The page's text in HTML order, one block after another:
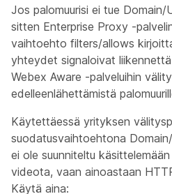
Jos palomuurisi ei tue
sitten Enterprise Proxy -
vaihtoehto filters/allows
yhteydet signaloivat
Webex Aware -palveluihin
edelleenlähettämistä
Käytettäessä yrityksen
suodatusvaihtoehtona
ei ole suunniteltu
videota, vaan ainoastaan
Käytä aina: